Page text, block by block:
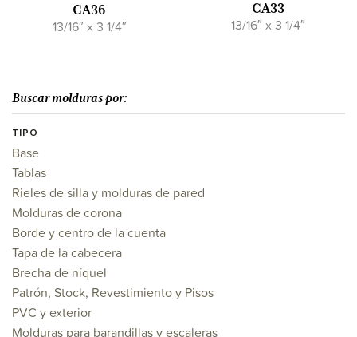
CA36
13/16″ x 3 1/4″
CA33
13/16″ x 3 1/4″
Buscar molduras por:
TIPO
Base
Tablas
Rieles de silla y molduras de pared
Molduras de corona
Borde y centro de la cuenta
Tapa de la cabecera
Brecha de níquel
Patrón, Stock, Revestimiento y Pisos
PVC y exterior
Molduras para barandillas y escaleras